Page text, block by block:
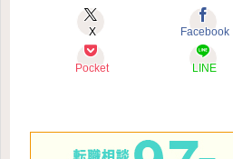
X Facebook
Pocket LINE